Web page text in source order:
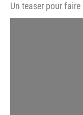
Un teaser pour